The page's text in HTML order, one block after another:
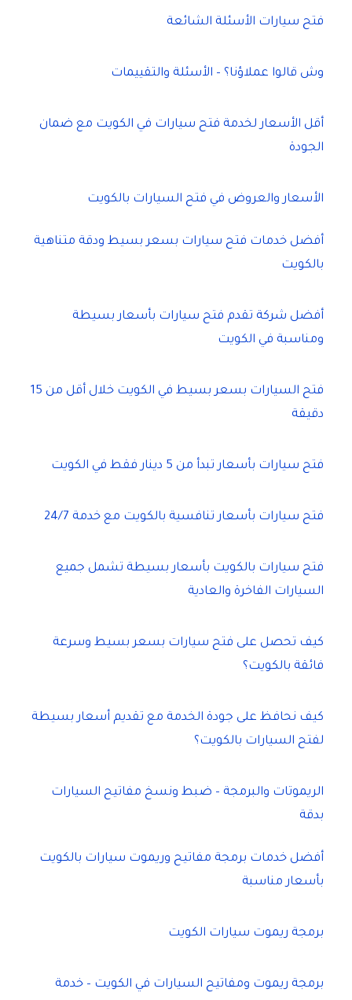
فتح سيارات الأسئلة الشائعة
وش قالوا عملاؤنا؟ – الأسئلة والتقييمات
أقل الأسعار لخدمة فتح سيارات في الكويت مع ضمان
الجودة
الأسعار والعروض في فتح السيارات بالكويت
أفضل خدمات فتح سيارات بسعر بسيط ودقة متناهية
بالكويت
أفضل شركة تقدم فتح سيارات بأسعار بسيطة
ومناسبة في الكويت
فتح السيارات بسعر بسيط في الكويت خلال أقل من 15
دقيقة
فتح سيارات بأسعار تبدأ من 5 دينار فقط في الكويت
فتح سيارات بأسعار تنافسية بالكويت مع خدمة 24/7
فتح سيارات بالكويت بأسعار بسيطة تشمل جميع
السيارات الفاخرة والعادية
كيف تحصل على فتح سيارات بسعر بسيط وسرعة
فائقة بالكويت؟
كيف نحافظ على جودة الخدمة مع تقديم أسعار بسيطة
لفتح السيارات بالكويت؟
الريموتات والبرمجة – ضبط ونسخ مفاتيح السيارات
بدقة
أفضل خدمات برمجة مفاتيح وريموت سيارات بالكويت
بأسعار مناسبة
برمجة ريموت سيارات الكويت
برمجة ريموت ومفاتيح السيارات في الكويت – خدمة